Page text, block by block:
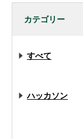
カテゴリー
すべて
ハッカソン